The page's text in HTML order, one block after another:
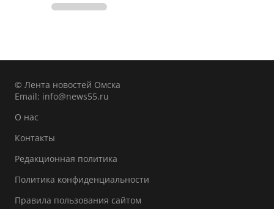
© Лента новостей Омска
Email: info@news55.ru
О нас
Контакты
Редакционная политика
Политика конфиденциальности
Правила пользования сайтом